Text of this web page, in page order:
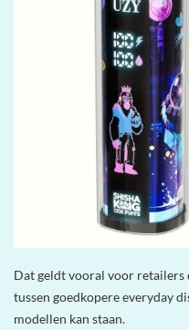
Dat geldt vooral voor
tussen goedkopere everyday
modellen kan staan.